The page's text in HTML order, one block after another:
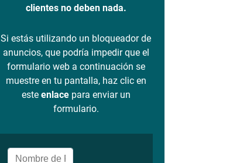
clientes no deben nada.
Si estás utilizando un bloqueador de
anuncios, que podría impedir que el
formulario web a continuación se
muestre en tu pantalla, haz clic en
este enlacepara enviar un
formulario.